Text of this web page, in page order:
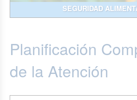
SEGURIDAD
Planificación
de la Atención